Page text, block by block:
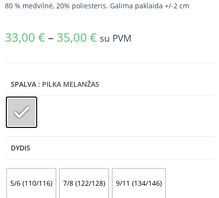
80 % medvilnė, 20% poliesteris. Galima paklaida +/-2 cm
33,00 € – 35,00 € su PVM
SPALVA : PILKA MELANŽAS
DYDIS
5/6 (110/116) 7/8 (122/128) 9/11 (134/146)